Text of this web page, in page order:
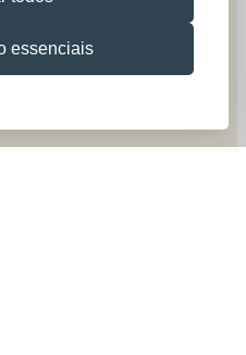
essenciais